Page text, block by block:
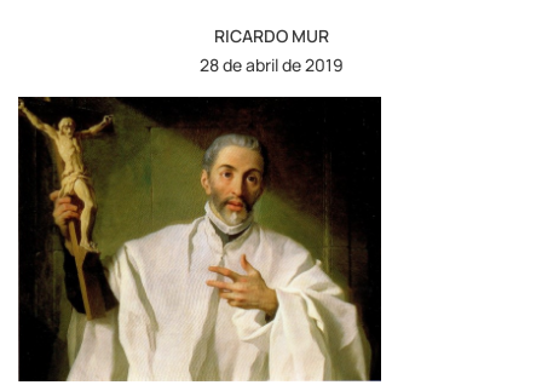
RICARDO MUR
28 de abril de 2019